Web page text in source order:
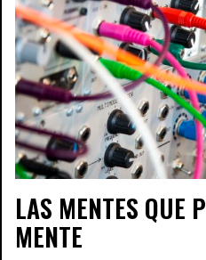
LAS MENTES QUE
MENTE